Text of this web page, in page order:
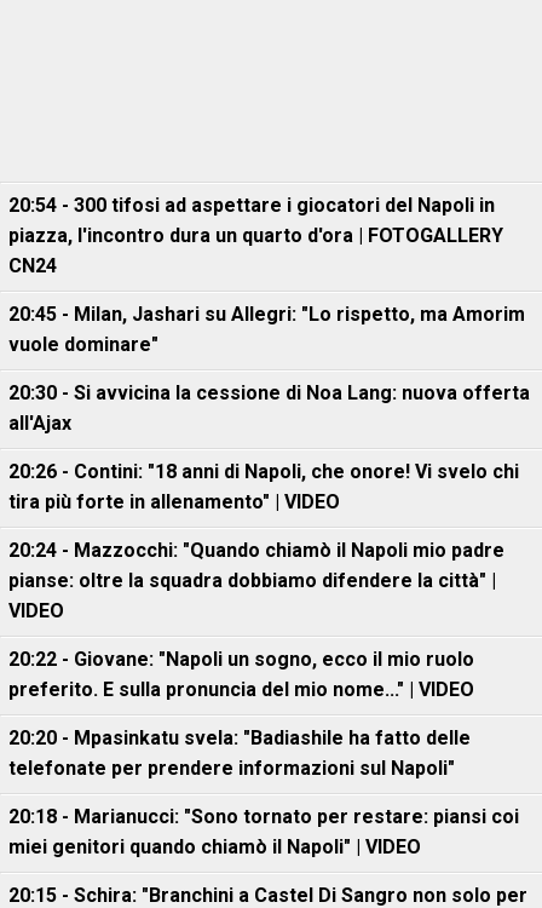
20:54 - 300 tifosi ad aspettare i giocatori del Napoli in
piazza, l'incontro dura un quarto d'ora | FOTOGALLERY
CN24
20:45 - Milan, Jashari su Allegri: "Lo rispetto, ma Amorim
vuole dominare"
20:30 - Si avvicina la cessione di Noa Lang: nuova offerta
all'Ajax
20:26 - Contini: "18 anni di Napoli, che onore! Vi svelo chi
tira più forte in allenamento" | VIDEO
20:24 - Mazzocchi: "Quando chiamò il Napoli mio padre
pianse: oltre la squadra dobbiamo difendere la città" |
VIDEO
20:22 - Giovane: "Napoli un sogno, ecco il mio ruolo
preferito. E sulla pronuncia del mio nome..." | VIDEO
20:20 - Mpasinkatu svela: "Badiashile ha fatto delle
telefonate per prendere informazioni sul Napoli"
20:18 - Marianucci: "Sono tornato per restare: piansi coi
miei genitori quando chiamò il Napoli" | VIDEO
20:15 - Schira: "Branchini a Castel Di Sangro non solo per